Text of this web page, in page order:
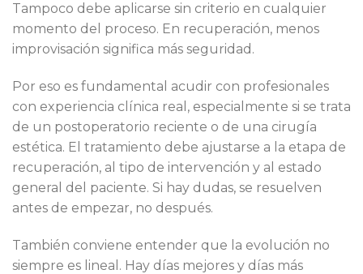
Tampoco debe aplicarse sin criterio en cualquier
momento del proceso. En recuperación, menos
improvisación significa más seguridad.
Por eso es fundamental acudir con profesionales
con experiencia clínica real, especialmente si se trata
de un postoperatorio reciente o de una cirugía
estética. El tratamiento debe ajustarse a la etapa de
recuperación, al tipo de intervención y al estado
general del paciente. Si hay dudas, se resuelven
antes de empezar, no después.
También conviene entender que la evolución no
siempre es lineal. Hay días mejores y días más